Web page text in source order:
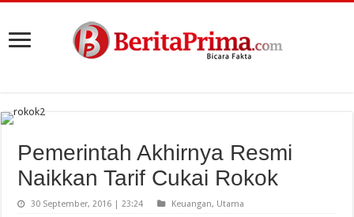
Pemerintah Akhirnya Resmi
Naikkan Tarif Cukai Rokok
30 September, 2016 | 23:24 Keuangan, Utama